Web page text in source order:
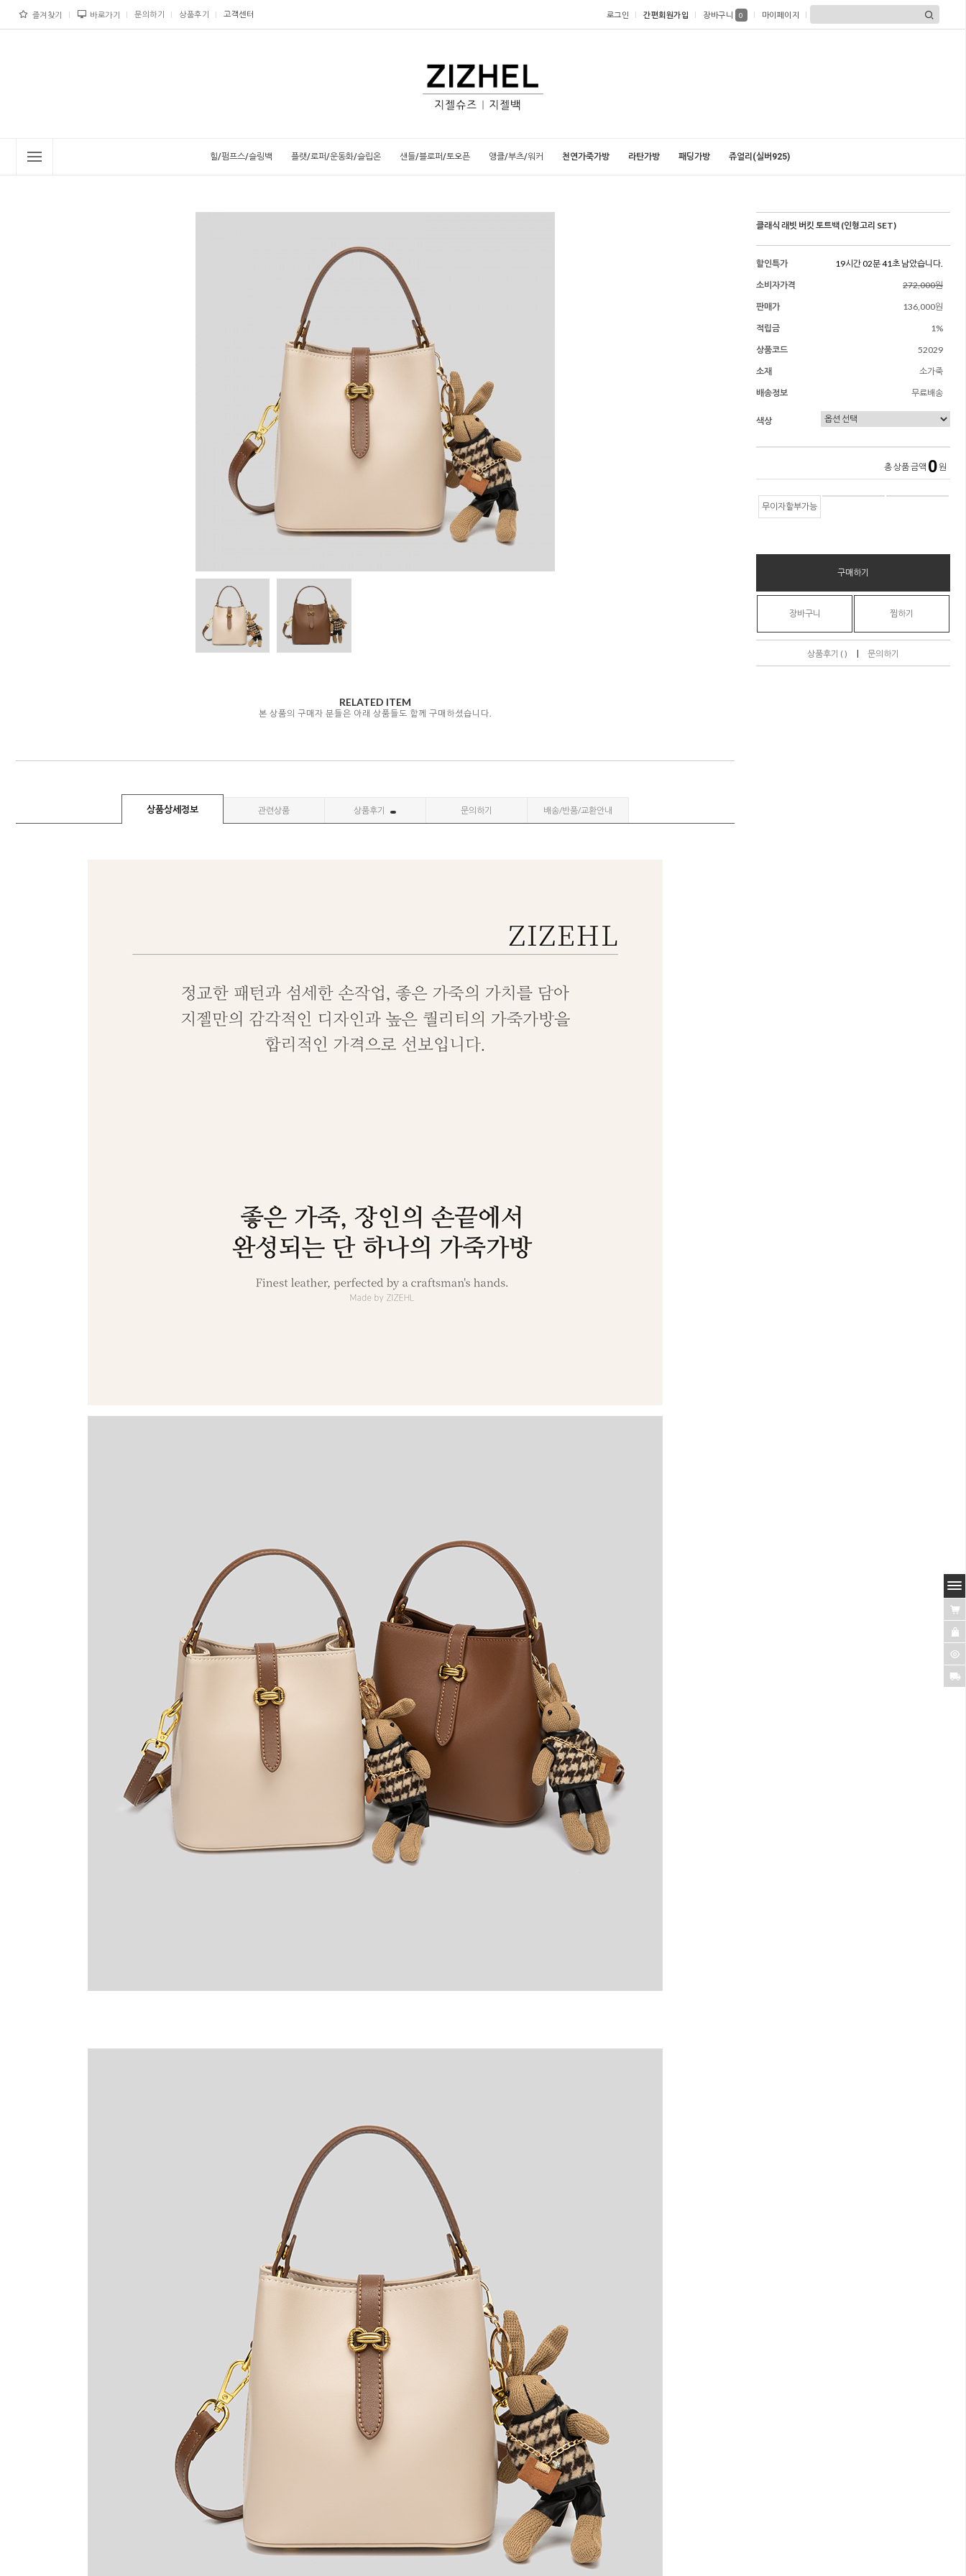
즐겨찾기 바로가기 문의하기 상품후기 고객센터 로그인 간편회원가입 장바구니 0 마이페이지
힐/펌프스/슬링백 플랫/로퍼/운동화/슬립온 샌들/블로퍼/토오픈 앵클/부츠/워커 천연가죽가방 라탄가방 패딩가방 쥬얼리(실버925)
RELATED ITEM
본 상품의 구매자 분들은 아래 상품들도 함께 구매하셨습니다.
상품상세정보 관련상품 상품후기 문의하기 배송/반품/교환안내
클래식 래빗 버킷 토트백 (인형고리 SET)
할인특가
19시간 02분 40초 남았습니다.
소비자가격
272,000원
판매가
136,000원
적립금
1%
상품코드
52029
소재
소가죽
배송정보
무료배송
색상
총 상품 금액 0 원
무이자할부가능
구매하기
장바구니 찜하기
상품후기 ( ) | 문의하기